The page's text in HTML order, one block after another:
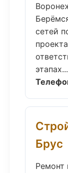
сетей
Брус
Ремонт